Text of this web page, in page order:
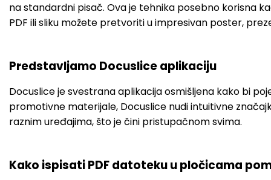
na standardni pisač. Ova je tehnika posebno korisna
PDF ili sliku možete pretvoriti u impresivan poster,
Predstavljamo Docuslice aplikaciju
Docuslice je svestrana aplikacija osmišljena kako bi
promotivne materijale, Docuslice nudi intuitivne
raznim uređajima, što je čini pristupačnom svima.
Kako ispisati PDF datoteku u pločicama